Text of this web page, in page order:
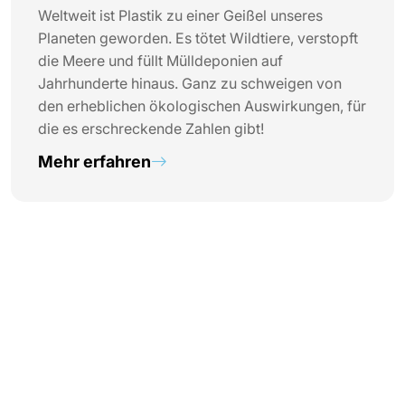
Weltweit ist Plastik zu einer Geißel unseres
Planeten geworden. Es tötet Wildtiere, verstopft
die Meere und füllt Mülldeponien auf
Jahrhunderte hinaus. Ganz zu schweigen von
den erheblichen ökologischen Auswirkungen, für
die es erschreckende Zahlen gibt!
Mehr erfahren